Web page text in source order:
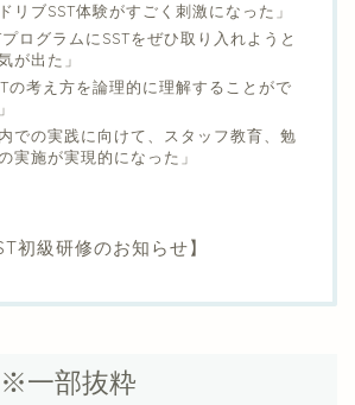
ドリブSST体験がすごく刺激になった」
プログラムにSSTをぜひ取り入れようと
が出た」
の考え方を論理的に理解することがで
内での実践に向けて、スタッフ教育、勉
実施が実現的になった」
初級研修のお知らせ】
一部抜粋